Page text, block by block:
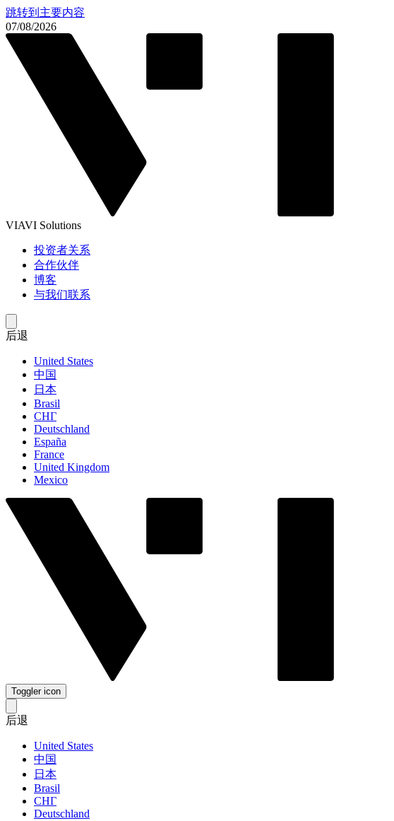
跳转到主要内容
07/08/2026
VIAVI Solutions
投资者关系
合作伙伴
博客
与我们联系
后退
United States
中国
日本
Brasil
СНГ
Deutschland
España
France
United Kingdom
Mexico
Toggler icon
后退
United States
中国
日本
Brasil
СНГ
Deutschland